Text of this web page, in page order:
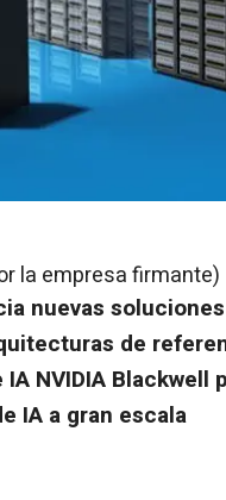
la empresa firmante)
nuevas
de
NVIDIA Blackwell
IA a gran escala